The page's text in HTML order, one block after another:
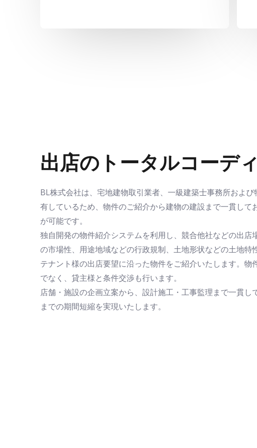
出店のトータルコーデ
BL株式会社は、宅地建物取引業者、 一級建築士事務所および
有しているため、物件のご紹介から建物の建設まで一貫して
が可能です。
独自開発の物件紹介システムを利用し、競合他社などの出店
の市場性、用途地域などの行政規制、土地形状などの土地特
テナント様の出店要望に沿った物件をご紹介いたします。 物
でなく、貸主様と条件交渉も行います。
店舗・施設の企画立案から、設計施工・工事監理まで一貫し
までの期間短縮を実現いたします。